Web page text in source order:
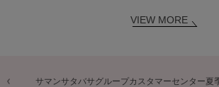
VIEW MORE
商品に関するお詫びとお知らせ